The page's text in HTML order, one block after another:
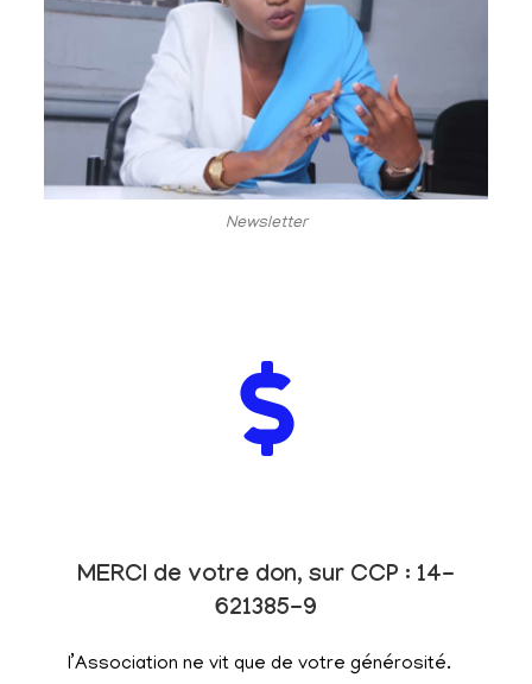
Newsletter
MERCI de votre don, sur CCP : 14-
621385-9
l’Association ne vit que de votre générosité.